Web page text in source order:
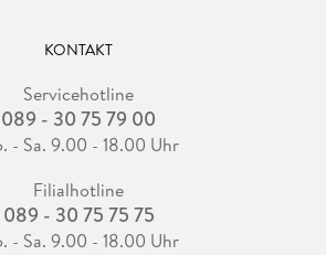
KONTAKT
Servicehotline
089 - 30 75 79 00
- Sa. 9.00 - 18.00 Uhr
Filialhotline
089 - 30 75 75 75
- Sa. 9.00 - 18.00 Uhr